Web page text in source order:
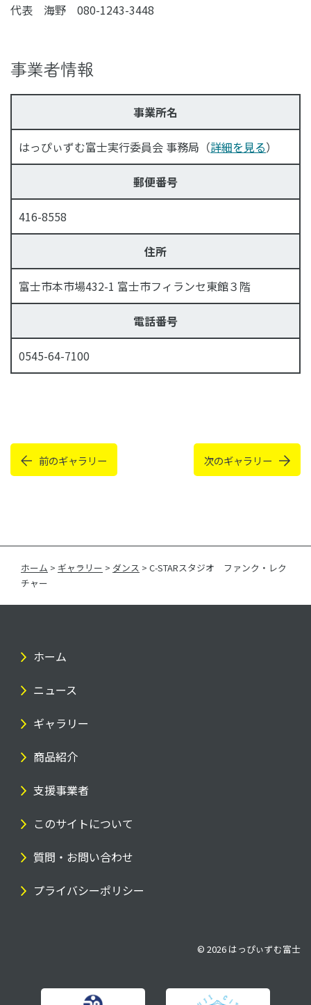
代表 海野 080-1243-3448
事業者情報
事業所名
はっぴぃずむ富士実行委員会 事務局（詳細を見る）
郵便番号
416-8558
住所
富士市本市場432-1 富士市フィランセ東館３階
電話番号
0545-64-7100
前のギャラリー 次のギャラリー
ホーム > ギャラリー > ダンス > C-STARスタジオ ファンク・レク
チャー
ホーム
ニュース
ギャラリー
商品紹介
支援事業者
このサイトについて
質問・お問い合わせ
プライバシーポリシー
© 2026 はっぴぃずむ富士